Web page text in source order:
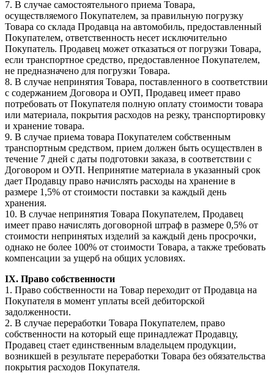
7. В случае самостоятельного приема Товара,
осуществляемого Покупателем, за правильную погрузку
Товара со склада Продавца на автомобиль, предоставленный
Покупателем, ответственность несет исключительно
Покупатель. Продавец может отказаться от погрузки Товара,
если транспортное средство, предоставленное Покупателем,
не предназначено для погрузки Товара.
8. В случае непринятия Товара, поставленного в соответствии
с содержанием Договора и ОУП, Продавец имеет право
потребовать от Покупателя полную оплату стоимости товара
или материала, покрытия расходов на резку, транспортировку
и хранение товара.
9. В случае приема товара Покупателем собственным
транспортным средством, прием должен быть осуществлен в
течение 7 дней с даты подготовки заказа, в соответствии с
Договором и ОУП. Непринятие материала в указанный срок
дает Продавцу право начислять расходы на хранение в
размере 1,5% от стоимости поставки за каждый день
хранения.
10. В случае непринятия Товара Покупателем, Продавец
имеет право начислять договорной штраф в размере 0,5% от
стоимости непринятых изделий за каждый день просрочки,
однако не более 100% от стоимости Товара, а также требовать
компенсации за ущерб на общих условиях.
IX. Право собственности
1. Право собственности на Товар переходит от Продавца на
Покупателя в момент уплаты всей дебиторской
задолженности.
2. В случае переработки Товара Покупателем, право
собственности на который еще принадлежат Продавцу,
Продавец стает единственным владельцем продукции,
возникшей в результате переработки Товара без обязательства
покрытия расходов Покупателя.